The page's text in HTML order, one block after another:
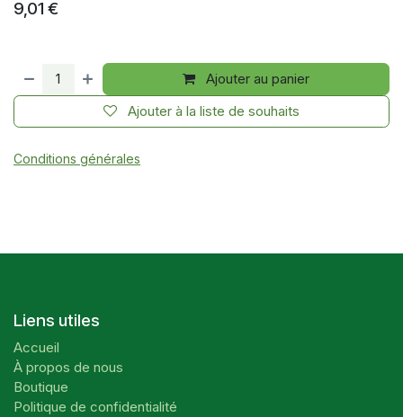
9,01 €
Ajouter au panier
Ajouter à la liste de souhaits
Conditions générales
Liens utiles
Accueil
À propos de nous
Boutique
Politique de confidentialité